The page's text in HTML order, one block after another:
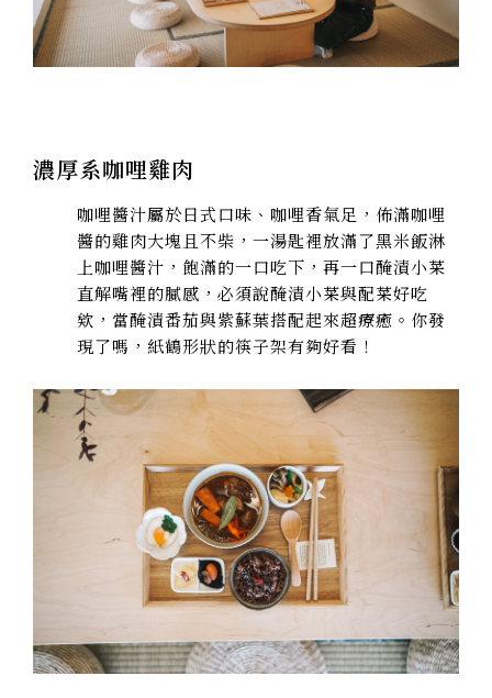
濃厚系咖哩雞肉
咖哩醬汁屬於日式口味、咖哩香氣足，佈滿咖哩
醬的雞肉大塊且不柴，一湯匙裡放滿了黑米飯淋
上咖哩醬汁，飽滿的一口吃下，再一口醃漬小菜
直解嘴裡的膩感，必須說醃漬小菜與配菜好吃
欸，當醃漬番茄與紫蘇葉搭配起來超療癒。你發
現了嗎，紙鶴形狀的筷子架有夠好看！